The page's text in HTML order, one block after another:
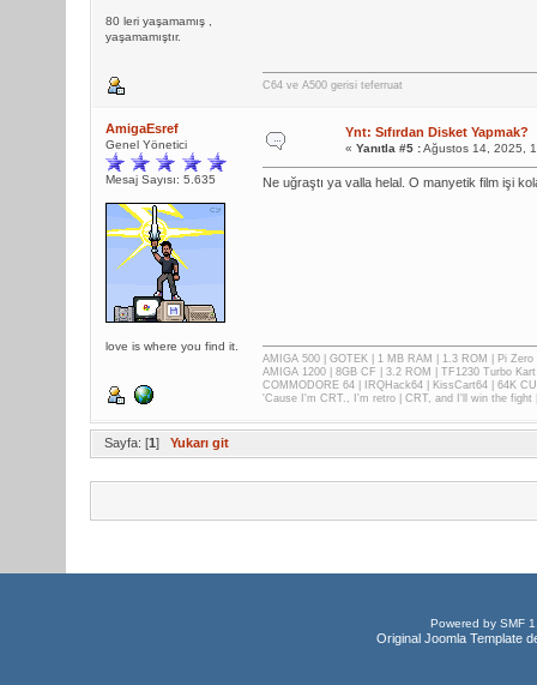
80 leri yaşamamış ,
yaşamamıştır.
C64 ve A500 gerisi teferruat
AmigaEsref
Genel Yönetici
Mesaj Sayısı: 5.635
love is where you find it.
Ynt: Sıfırdan Disket Yapmak?
« Yanıtla #5 :Ağustos 14, 2025,
Ne uğraştı ya valla helal. O manyetik film işi
AMIGA 500 | GOTEK | 1 MB RAM | 1.3 ROM | Pi Zero
AMIGA 1200 | 8GB CF | 3.2 ROM | TF1230 Turbo
COMMODORE 64 | IRQHack64 | KissCart64 | 64K
'Cause I'm CRT., I'm retro | CRT, and I'll win the
Sayfa: [1] Yukarı git
Powered by SMF
Original Joomla Template